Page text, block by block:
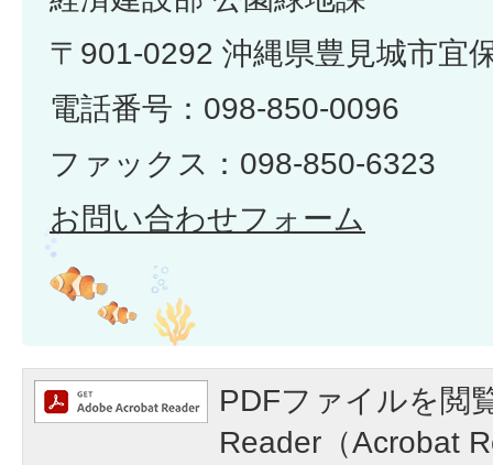
〒901-0292 沖縄県豊見城市宜
電話番号：098-850-0096
ファックス：098-850-6323
お問い合わせフォーム
PDFファイルを閲
Reader（Acrobat